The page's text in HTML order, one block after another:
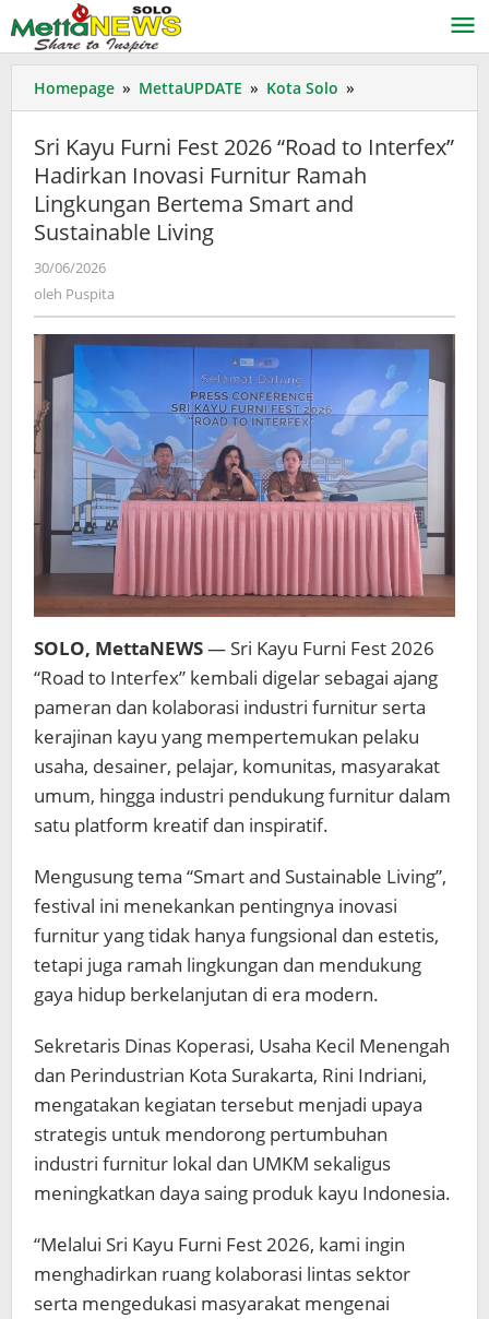
ke
konten
Homepage » MettaUPDATE » Kota Solo »
Kayu
Fest
2026
Furnitur
Ramah
Lingkungan
Bertema
Smart
and
Sustainable
Living
Sri Kayu Furni Fest 2026 “Road to Interfex”
Hadirkan Inovasi Furnitur Ramah
Lingkungan Bertema Smart and
Sustainable Living
30/06/2026
oleh Puspita
SOLO, MettaNEWS— Sri Kayu Furni Fest 2026
“Road to Interfex” kembali digelar sebagai ajang
pameran dan kolaborasi industri furnitur serta
kerajinan kayu yang mempertemukan pelaku
usaha, desainer, pelajar, komunitas, masyarakat
umum, hingga industri pendukung furnitur dalam
satu platform kreatif dan inspiratif.
Mengusung tema “Smart and Sustainable Living”,
festival ini menekankan pentingnya inovasi
furnitur yang tidak hanya fungsional dan estetis,
tetapi juga ramah lingkungan dan mendukung
gaya hidup berkelanjutan di era modern.
Sekretaris Dinas Koperasi, Usaha Kecil Menengah
dan Perindustrian Kota Surakarta, Rini Indriani,
mengatakan kegiatan tersebut menjadi upaya
strategis untuk mendorong pertumbuhan
industri furnitur lokal dan UMKM sekaligus
meningkatkan daya saing produk kayu Indonesia.
“Melalui Sri Kayu Furni Fest 2026, kami ingin
menghadirkan ruang kolaborasi lintas sektor
serta mengedukasi masyarakat mengenai